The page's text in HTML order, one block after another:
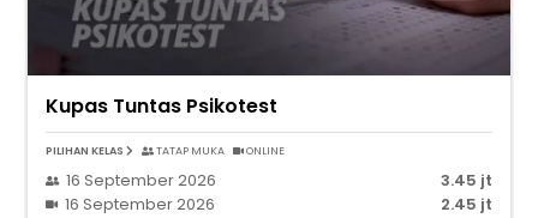
Kupas Tuntas Psikotest
PILIHAN KELAS TATAP MUKA ONLINE
16 September 2026
3.45 jt
16 September 2026
2.45 jt